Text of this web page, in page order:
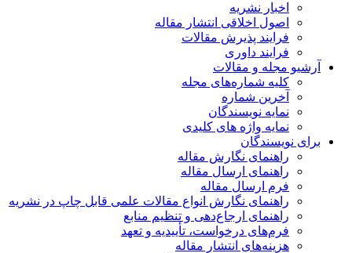
اخبار نشریه
اصول اخلاقی انتشار مقاله
فرایند پذیرش مقالات
فرایند داوری
مجله و مقالات
کلیه شماره‌های مجله
آخرین شماره
نمایه نویسندگان
نمایه واژه های کلیدی
نویسندگان
راهنمای نگارش مقاله
راهنمای ارسال مقاله
فرم ارسال مقاله
راهنمای نگارش انواع مقالات علمی قابل چاپ در نشریه
راهنمای ارجاع‌دهی و تنظیم منابع
فرم‌های درخواست، تأییدیه و تعهد
هزینه‌های انتشار مقاله